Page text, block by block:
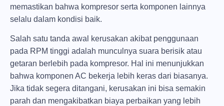
memastikan bahwa kompresor serta komponen lainnya
selalu dalam kondisi baik.
Salah satu tanda awal kerusakan akibat penggunaan
pada RPM tinggi adalah munculnya suara berisik atau
getaran berlebih pada kompresor. Hal ini menunjukkan
bahwa komponen AC bekerja lebih keras dari biasanya.
Jika tidak segera ditangani, kerusakan ini bisa semakin
parah dan mengakibatkan biaya perbaikan yang lebih